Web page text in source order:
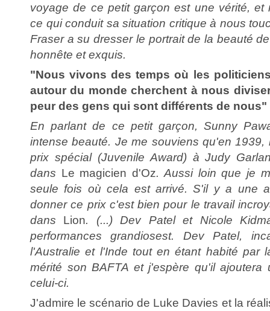
voyage de ce petit garçon est une vérité, et
ce qui conduit sa situation critique à nous
Fraser a su dresser le portrait de la beauté
honnête et exquis.
"Nous vivons des temps où les
autour du monde cherchent à nous
peur des gens qui sont différents de nous"
En parlant de ce petit garçon, Sunny
intense beauté. Je me souviens qu'en 1939,
prix spécial (Juvenile Award) à Judy
dans Le magicien d'Oz. Aussi loin que je
seule fois où cela est arrivé. S'il y a une
donner ce prix c'est bien pour le travail
dans Lion. (...) Dev Patel et Nicole
performances grandiosest. Dev Patel,
l'Australie et l'Inde tout en étant habité par
mérité son BAFTA et j'espère qu'il
celui-ci.
J'admire le scénario de Luke Davies et la